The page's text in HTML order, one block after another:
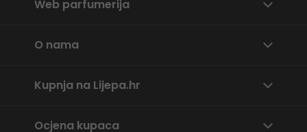
Web parfumerija
O nama
Kupnja na Lijepa.hr
Ocjena kupaca